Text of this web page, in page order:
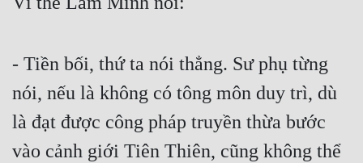
- Tiền bối, thứ ta nói thẳng. Sư phụ từng
nói, nếu là không có tông môn duy trì, dù
là đạt được công pháp truyền thừa bước
vào cảnh giới Tiên Thiên, cũng không thể